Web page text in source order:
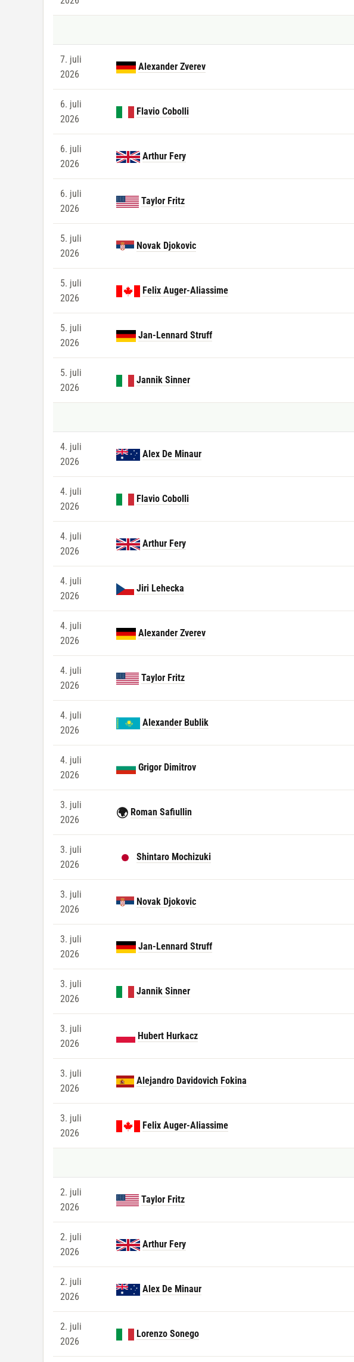
7. juli
2026
Alexander Zverev
6. juli
2026
Flavio Cobolli
6. juli
2026
Arthur Fery
6. juli
2026
Taylor Fritz
5. juli
2026
Novak Djokovic
5. juli
2026
Felix Auger-Aliassime
5. juli
2026
Jan-Lennard Struff
5. juli
2026
Jannik Sinner
4. juli
2026
Alex De Minaur
4. juli
2026
Flavio Cobolli
4. juli
2026
Arthur Fery
4. juli
2026
Jiri Lehecka
4. juli
2026
Alexander Zverev
4. juli
2026
Taylor Fritz
4. juli
2026
Alexander Bublik
4. juli
2026
Grigor Dimitrov
3. juli
2026
🌍 Roman Safiullin
3. juli
2026
Shintaro Mochizuki
3. juli
2026
Novak Djokovic
3. juli
2026
Jan-Lennard Struff
3. juli
2026
Jannik Sinner
3. juli
2026
Hubert Hurkacz
3. juli
2026
Alejandro Davidovich Fokina
3. juli
2026
Felix Auger-Aliassime
2. juli
2026
Taylor Fritz
2. juli
2026
Arthur Fery
2. juli
2026
Alex De Minaur
2. juli
2026
Lorenzo Sonego